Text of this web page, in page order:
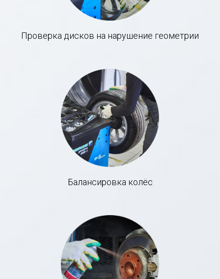
Проверка дисков на нарушение геометрии
Балансировка колёс